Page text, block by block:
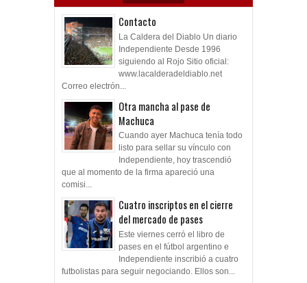
Contacto
La Caldera del Diablo Un diario
Independiente Desde 1996
siguiendo al Rojo Sitio oficial:
www.lacalderadeldiablo.net
Correo electrón...
Otra mancha al pase de
Machuca
Cuando ayer Machuca tenía todo
listo para sellar su vínculo con
Independiente, hoy trascendió
que al momento de la firma apareció una
comisi...
Cuatro inscriptos en el cierre
del mercado de pases
Este viernes cerró el libro de
pases en el fútbol argentino e
Independiente inscribió a cuatro
futbolistas para seguir negociando. Ellos son...